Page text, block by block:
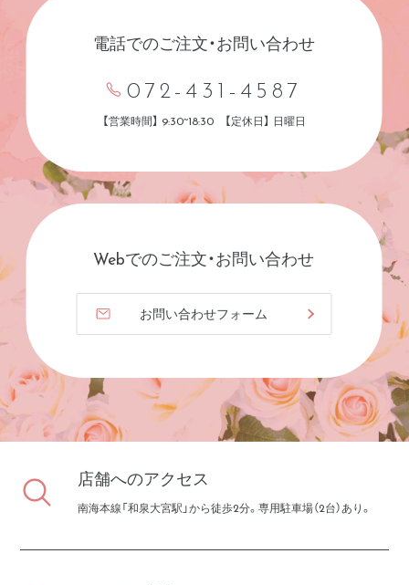
電話でのご注文・お問い合わせ
072-431-4587
【営業時間】 9:30~18:30 【定休日】 日曜日
Webでのご注文・お問い合わせ
お問い合わせフォーム
店舗へのアクセス
南海本線「和泉大宮駅」から徒歩2分。専用駐車場（2台）あり。